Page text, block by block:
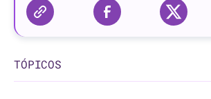
TÓPICOS